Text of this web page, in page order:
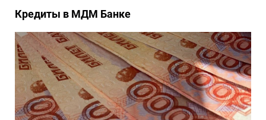
Кредиты в МДМ Банке